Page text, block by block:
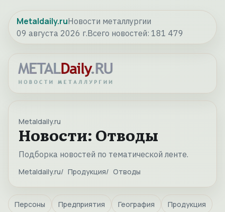
Metaldaily.ruНовости металлургии
09 августа 2026 г.Всего новостей: 181 479
Metaldaily.ru
Новости: Отводы
Подборка новостей по тематической ленте.
Metaldaily.ru Продукция Отводы
Персоны Предприятия География Продукция